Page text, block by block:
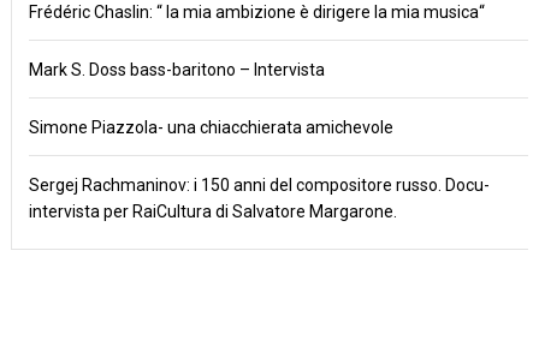
Frédéric Chaslin: “ la mia ambizione è dirigere la mia musica“
Mark S. Doss bass-baritono – Intervista
Simone Piazzola- una chiacchierata amichevole
Sergej Rachmaninov: i 150 anni del compositore russo. Docu-
intervista per RaiCultura di Salvatore Margarone.